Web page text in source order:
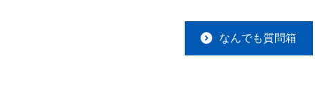
なんでも質問箱